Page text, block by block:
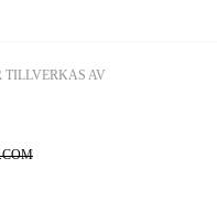
TILLVERKAS AV